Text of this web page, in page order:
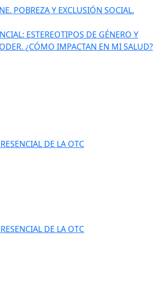
POBREZA Y EXCLUSIÓN SOCIAL.
ESTEREOTIPOS DE GÉNERO Y
¿CÓMO IMPACTAN EN MI SALUD?
DE LA OTC
DE LA OTC